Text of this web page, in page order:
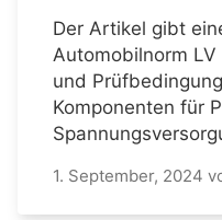
Der Artikel gibt
Automobilnorm
und
Komponenten für
1. September, 2024